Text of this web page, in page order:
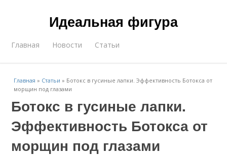
Идеальная фигура
Главная Новости Статьи
Главная » Статьи » Ботокс в гусиные лапки. Эффективность Ботокса от
морщин под глазами
Ботокс в гусиные лапки.
Эффективность Ботокса от
морщин под глазами